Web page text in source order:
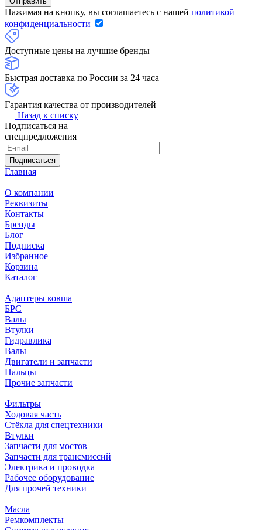
Нажимая на кнопку, вы соглашаетесь с нашей политикой
конфиденциальности
Доступные цены на лучшие бренды
Быстрая доставка по России за 24 часа
Гарантия качества от производителей
Назад к списку
Подписаться на
спецпредложения
Подписаться
Главная
О компании
Реквизиты
Контакты
Бренды
Блог
Подписка
Избранное
Корзина
Каталог
Адаптеры ковша
БРС
Валы
Втулки
Гидравлика
Валы
Двигатели и запчасти
Пальцы
Прочие запчасти
Фильтры
Ходовая часть
Стёкла для спецтехники
Втулки
Запчасти для мостов
Запчасти для трансмиссий
Электрика и проводка
Рабочее оборудование
Для прочей техники
Масла
Ремкомплекты